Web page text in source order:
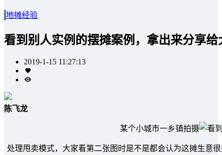
地摊经验
看到别人实例的摆摊案例，拿出来分享给
2019-1-15 11:27:13
陈飞龙
某个小城市一乡镇拍摄
处理甩卖模式，大家看第二张图时是不是都会认为这摊生意